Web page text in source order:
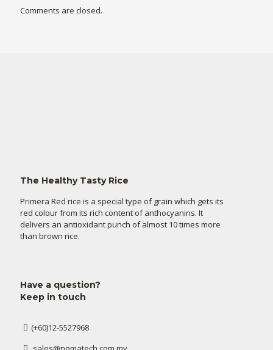
Comments are closed.
The Healthy Tasty Rice
Primera Red rice is a special type of grain which gets its
red colour from its rich content of anthocyanins. It
delivers an antioxidant punch of almost 10 times more
than brown rice.
Have a question?
Keep in touch
(+60)12-5527968